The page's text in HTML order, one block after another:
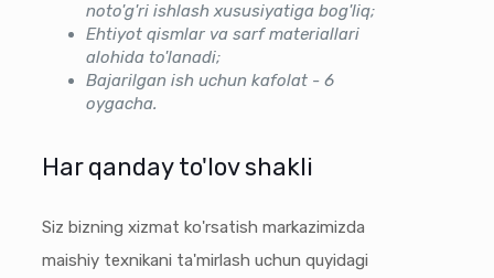
noto'g'ri ishlash xususiyatiga bog'liq;
Ehtiyot qismlar va sarf materiallari
alohida to'lanadi;
Bajarilgan ish uchun kafolat - 6
oygacha.
Har qanday to'lov shakli
Siz bizning xizmat ko'rsatish markazimizda
maishiy texnikani ta'mirlash uchun quyidagi